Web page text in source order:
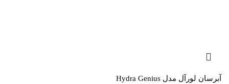
آبرسان لورآل مدل Hydra Genius